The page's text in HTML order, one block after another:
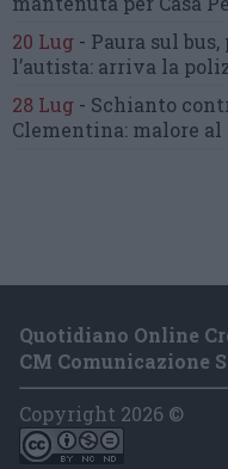
20 Lug - Paura sul bus,
l’autista: arriva la
28 Lug - Schianto
Clementina: malore al
Quotidiano Online
CM Comunicazione
Copyright 2026 ©